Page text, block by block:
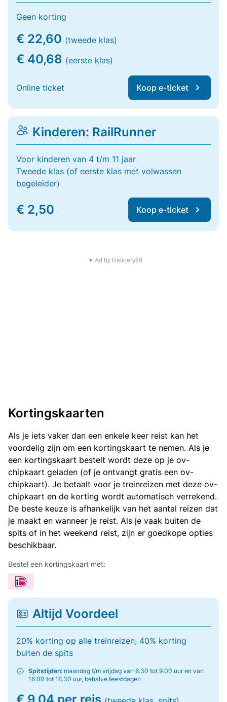
Geen korting
€ 22,60 (tweede klas)
€ 40,68 (eerste klas)
Online ticket Koop e-ticket
Kinderen: RailRunner
Voor kinderen van 4 t/m 11 jaar
Tweede klas (of eerste klas met volwassen
begeleider)
€ 2,50 Koop e-ticket
▼ Ad by Refinery89
Kortingskaarten
Als je iets vaker dan een enkele keer reist kan het
voordelig zijn om een kortingskaart te nemen. Als je
een kortingskaart bestelt wordt deze op je ov-
chipkaart geladen (of je ontvangt gratis een ov-
chipkaart). Je betaalt voor je treinreizen met deze ov-
chipkaart en de korting wordt automatisch verrekend.
De beste keuze is afhankelijk van het aantal reizen dat
je maakt en wanneer je reist. Als je vaak buiten de
spits of in het weekend reist, zijn er goedkope opties
beschikbaar.
Bestel een kortingskaart met:
Altijd Voordeel
20% korting op alle treinreizen, 40% korting
buiten de spits
Spitstijden: maandag t/m vrijdag van 6.30 tot 9.00 uur en van
16.00 tot 18.30 uur, behalve feestdagen